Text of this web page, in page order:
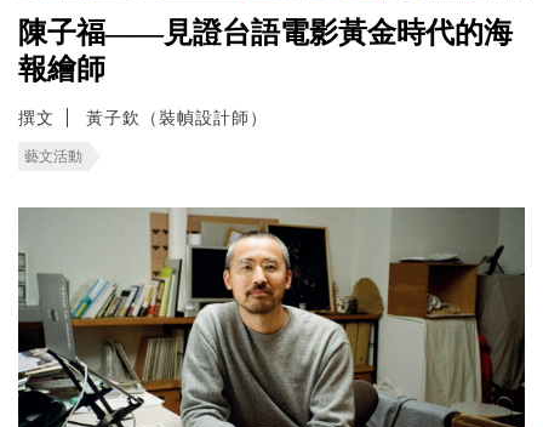
陳子福——見證台語電影黃金時代的海
報繪師
撰文 黃子欽（裝幀設計師）
藝文活動